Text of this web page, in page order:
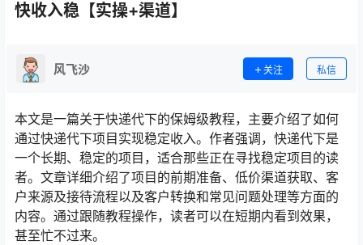
快收入稳【实操+渠道】
风飞沙 关注 私信
本文是一篇关于快递代下的保姆级教程，主要介绍了如何
通过快递代下项目实现稳定收入。作者强调，快递代下是
一个长期、稳定的项目，适合那些正在寻找稳定项目的读
者。文章详细介绍了项目的前期准备、低价渠道获取、客
户来源及接待流程以及客户转换和常见问题处理等方面的
内容。通过跟随教程操作，读者可以在短期内看到效果，
甚至忙不过来。